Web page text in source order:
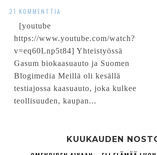
21 KOMMENTTIA
[youtube
https://www.youtube.com/watch?
v=eq60Lnp5t84] Yhteistyössä
Gasum biokaasuauto ja Suomen
Blogimedia Meillä oli kesällä
testiajossa kaasuauto, joka kulkee
teollisuuden, kaupan...
KUUKAUDEN